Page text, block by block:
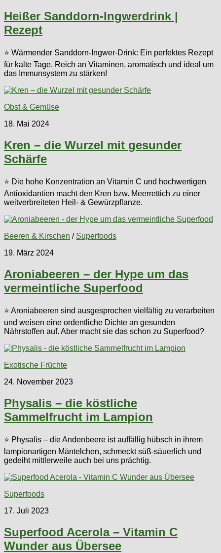
Heißer Sanddorn-Ingwerdrink |
Rezept
⭐ Wärmender Sanddorn-Ingwer-Drink: Ein perfektes Rezept
für kalte Tage. Reich an Vitaminen, aromatisch und ideal um
das Immunsystem zu stärken!
Obst & Gemüse
18. Mai 2024
Kren – die Wurzel mit gesunder
Schärfe
⭐ Die hohe Konzentration an Vitamin C und hochwertigen
Antioxidantien macht den Kren bzw. Meerrettich zu einer
weitverbreiteten Heil- & Gewürzpflanze.
Beeren & Kirschen / Superfoods
19. März 2024
Aroniabeeren – der Hype um das
vermeintliche Superfood
⭐ Aroniabeeren sind ausgesprochen vielfältig zu verarbeiten
und weisen eine ordentliche Dichte an gesunden
Nährstoffen auf. Aber macht sie das schon zu Superfood?
Exotische Früchte
24. November 2023
Physalis – die köstliche
Sammelfrucht im Lampion
⭐ Physalis – die Andenbeere ist auffällig hübsch in ihrem
lampionartigen Mäntelchen, schmeckt süß-säuerlich und
gedeiht mittlerweile auch bei uns prächtig.
Superfoods
17. Juli 2023
Superfood Acerola – Vitamin C
Wunder aus Übersee